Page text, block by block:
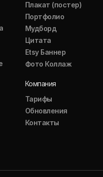
Плакат (постер)
Портфолио
Мудборд
Цитата
Etsy Баннер
Фото Коллаж
Компания
Тарифы
Обновления
Контакты